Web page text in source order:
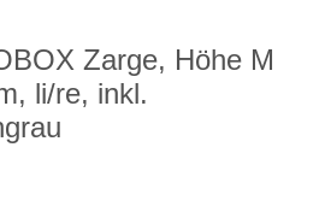
Zarge, Höhe M
li/re, inkl.